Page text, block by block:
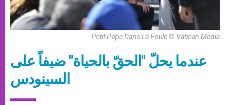
Petit Pape Dans La Foule © Vatican Media
عندما يحلّ "الحقّ بالحياة" ضيفاً على
السينودس